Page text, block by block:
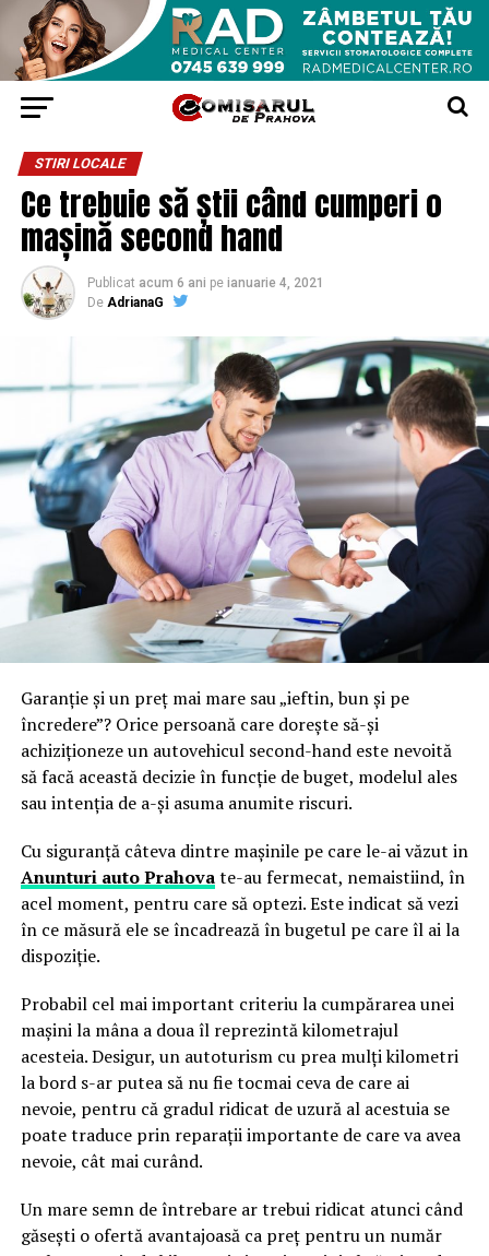
STIRI LOCALE
Ce trebuie să știi când cumperi o
mașină second hand
Publicat acum 6 ani pe ianuarie 4, 2021
De AdrianaG
Garanție și un preț mai mare sau „ieftin, bun și pe
încredere”? Orice persoană care dorește să-și
achiziționeze un autovehicul second-hand este nevoită
să facă această decizie în funcție de buget, modelul ales
sau intenția de a-și asuma anumite riscuri.
Cu siguranță câteva dintre mașinile pe care le-ai văzut in
Anunturi auto Prahovate-au fermecat, nemaistiind, în
acel moment, pentru care să optezi. Este indicat să vezi
în ce măsură ele se încadrează în bugetul pe care îl ai la
dispoziție.
Probabil cel mai important criteriu la cumpărarea unei
mașini la mâna a doua îl reprezintă kilometrajul
acesteia. Desigur, un autoturism cu prea mulți kilometri
la bord s-ar putea să nu fie tocmai ceva de care ai
nevoie, pentru că gradul ridicat de uzură al acestuia se
poate traduce prin reparații importante de care va avea
nevoie, cât mai curând.
Un mare semn de întrebare ar trebui ridicat atunci când
găsești o ofertă avantajoasă ca preț pentru un număr